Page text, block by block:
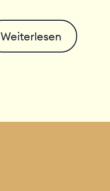
Weiterlesen